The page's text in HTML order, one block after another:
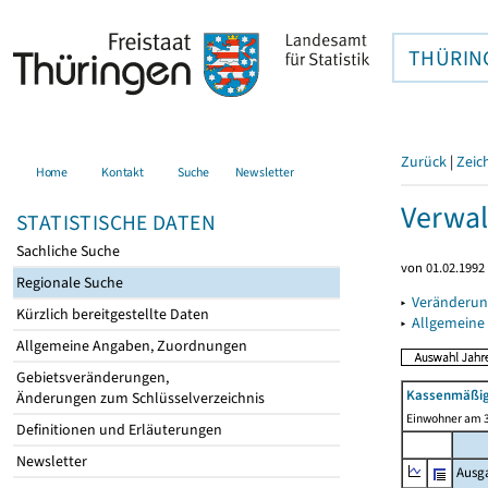
Home Kontakt Suche Newsletter
STATISTISCHE DATEN
Sachliche Suche
Regionale Suche
Kürzlich bereitgestellte Daten
Allgemeine Angaben, Zuordnungen
Gebietsveränderungen,
Änderungen zum Schlüsselverzeichnis
Definitionen und Erläuterungen
Newsletter
Zurück |
von
▸
▸
Einwohner am